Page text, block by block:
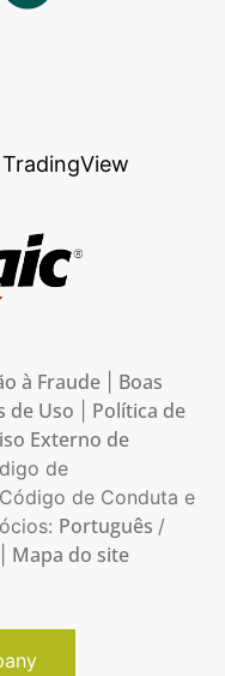
à Fraude
Boas
de Uso
Política de
Externo de
de
de Conduta e
Português /
Mapa do site